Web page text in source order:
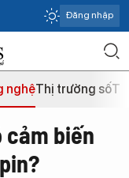
Đăng nhập
nghệThị trường số
cảm biến